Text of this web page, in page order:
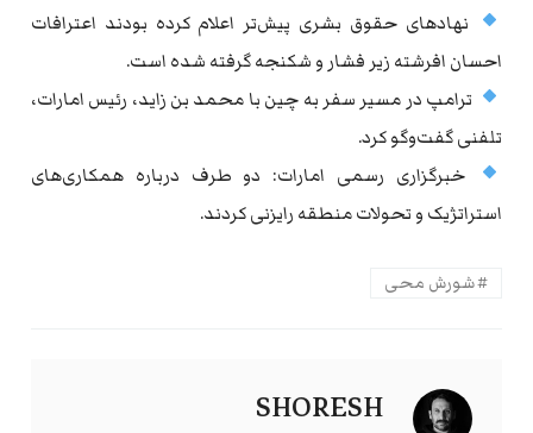
نهادهای حقوق بشری پیش‌تر اعلام کرده بودند اعترافات
احسان افرشته زیر فشار و شکنجه گرفته شده است.
ترامپ در مسیر سفر به چین با محمد بن زاید، رئیس امارات،
تلفنی گفت‌وگو کرد.
خبرگزاری رسمی امارات: دو طرف درباره همکاری‌های
استراتژیک و تحولات منطقه رایزنی کردند.
شورش محی
SHORESH